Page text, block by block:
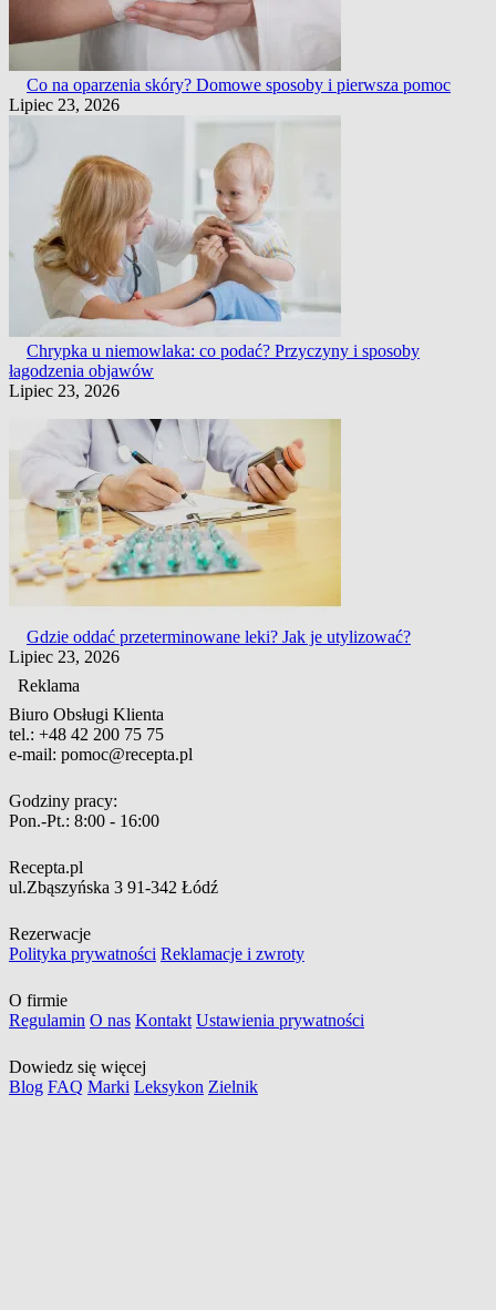
Co na oparzenia skóry? Domowe sposoby i pierwsza pomoc
Lipiec 23, 2026
Chrypka u niemowlaka: co podać? Przyczyny i sposoby
łagodzenia objawów
Lipiec 23, 2026
Gdzie oddać przeterminowane leki? Jak je utylizować?
Lipiec 23, 2026
Reklama
Biuro Obsługi Klienta
tel.: +48 42 200 75 75
e-mail: pomoc@recepta.pl
Godziny pracy:
Pon.-Pt.: 8:00 - 16:00
Recepta.pl
ul.Zbąszyńska 3 91-342 Łódź
Rezerwacje
Polityka prywatności Reklamacje i zwroty
O firmie
Regulamin O nas Kontakt Ustawienia prywatności
Dowiedz się więcej
Blog FAQ Marki Leksykon Zielnik